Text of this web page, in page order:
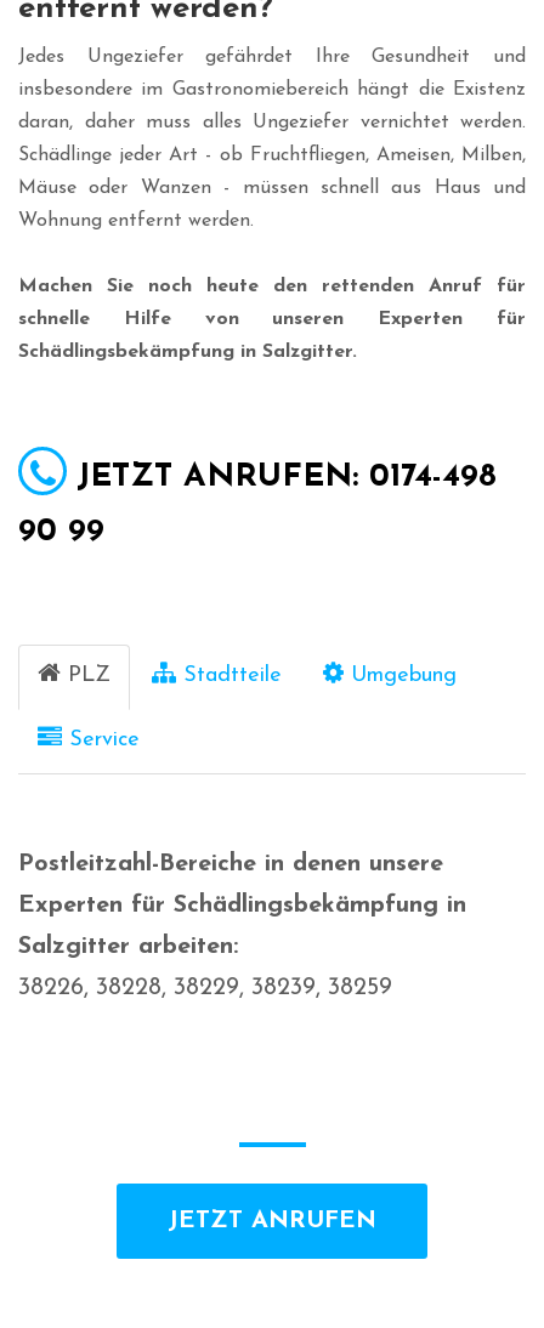
entfernt werden?
Jedes Ungeziefer gefährdet Ihre Gesundheit und
insbesondere im Gastronomiebereich hängt die Existenz
daran, daher muss alles Ungeziefer vernichtet werden.
Schädlinge jeder Art - ob Fruchtfliegen, Ameisen, Milben,
Mäuse oder Wanzen - müssen schnell aus Haus und
Wohnung entfernt werden.
Machen Sie noch heute den rettenden Anruf für
schnelle Hilfe von unseren Experten für
Schädlingsbekämpfung in Salzgitter.
JETZT ANRUFEN: 0174-498
90 99
PLZ Stadtteile Umgebung
Service
Postleitzahl-Bereiche in denen unsere
Experten für Schädlingsbekämpfung in
Salzgitter arbeiten:
38226, 38228, 38229, 38239, 38259
JETZT ANRUFEN